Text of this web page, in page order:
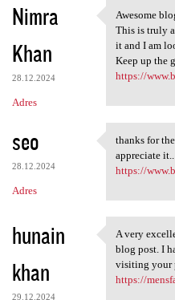
Nimra
Khan
28.12.2024
Adres
Awesome
Awesome
This is truly
it and I am
Keep up the
https://
seo
28.12.2024
Adres
thanks for
thanks for
appreciate
https://
hunain
khan
29.12.2024
A very
A very
blog post. I
visiting your
https://